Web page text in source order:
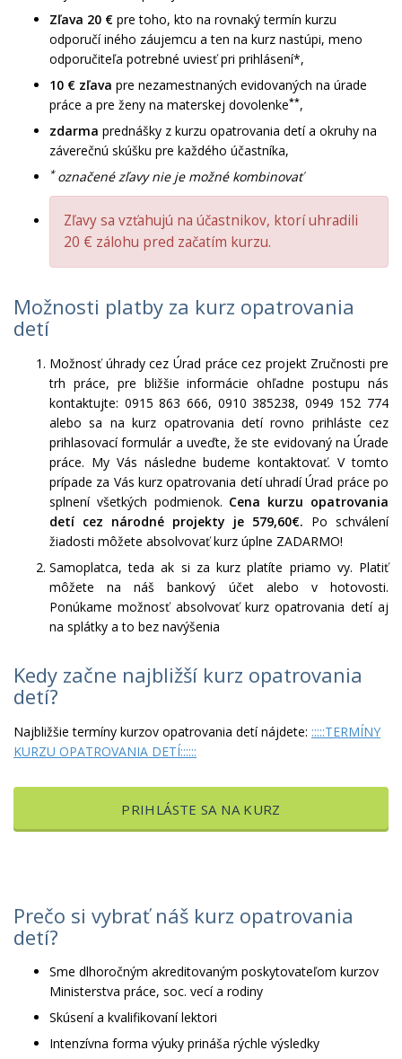
Zľava 20 € pre toho, kto na rovnaký termín kurzu
odporučí iného záujemcu a ten na kurz nastúpi, meno
odporučiteľa potrebné uviesť pri prihlásení*,
10 € zľava pre nezamestnaných evidovaných na úrade
práce a pre ženy na materskej dovolenke**,
zdarma prednášky z kurzu opatrovania detí a okruhy na
záverečnú skúšku pre každého účastníka,
* označené zľavy nie je možné kombinovať
Zľavy sa vzťahujú na účastnikov, ktorí uhradili
20 € zálohu pred začatím kurzu.
Možnosti platby za kurz opatrovania
detí
Možnosť úhrady cez Úrad práce cez projekt Zručnosti pre
trh práce, pre bližšie informácie ohľadne postupu nás
kontaktujte: 0915 863 666, 0910 385238, 0949 152 774
alebo sa na kurz opatrovania detí rovno prihláste cez
prihlasovací formulár a uveďte, že ste evidovaný na Úrade
práce. My Vás následne budeme kontaktovať. V tomto
prípade za Vás kurz opatrovania detí uhradí Úrad práce po
splnení všetkých podmienok. Cena kurzu opatrovania
detí cez národné projekty je 579,60€. Po schválení
žiadosti môžete absolvovať kurz úplne ZADARMO!
Samoplatca, teda ak si za kurz platíte priamo vy. Platiť
môžete na náš bankový účet alebo v hotovosti.
Ponúkame možnosť absolvovať kurz opatrovania detí aj
na splátky a to bez navýšenia
Kedy začne najbližší kurz opatrovania
detí?
Najbližšie termíny kurzov opatrovania detí nájdete: :::::TERMÍNY
KURZU OPATROVANIA DETÍ::::::
PRIHLÁSTE SA NA KURZ
Prečo si vybrať náš kurz opatrovania
detí?
Sme dlhoročným akreditovaným poskytovateľom kurzov
Ministerstva práce, soc. vecí a rodiny
Skúsení a kvalifikovaní lektori
Intenzívna forma výuky prináša rýchle výsledky